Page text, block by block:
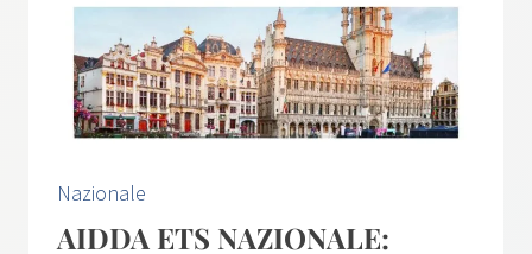
Nazionale
AIDDA ETS NAZIONALE: